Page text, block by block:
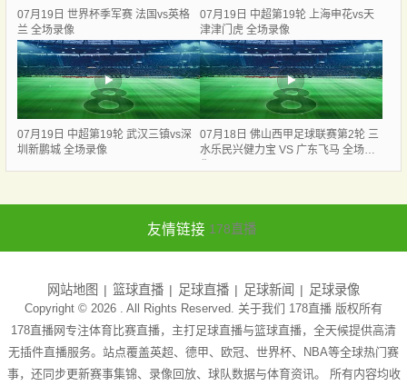
07月19日 世界杯季军赛 法国vs英格
兰 全场录像
07月19日 中超第19轮 上海申花vs天
津津门虎 全场录像
07月19日 中超第19轮 武汉三镇vs深
圳新鹏城 全场录像
07月18日 佛山西甲足球联赛第2轮 三
水乐民兴健力宝 VS 广东飞马 全场录
友情链接 178直播
网站地图 篮球直播 足球直播 足球新闻 足球录像
Copyright © 2026 . All Rights Reserved. 关于我们 178直播 版权所有
178直播网专注体育比赛直播，主打足球直播与篮球直播，全天候提供高清
无插件直播服务。站点覆盖英超、德甲、欧冠、世界杯、NBA等全球热门赛
事，还同步更新赛事集锦、录像回放、球队数据与体育资讯。 所有内容均收